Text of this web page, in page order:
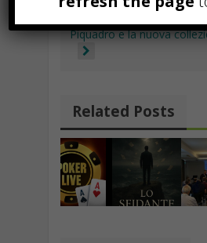
con soli 140 caratteri
Piquadro e la nuova
Related Posts